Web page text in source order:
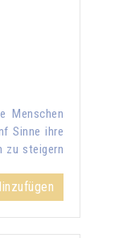
Menschen
Sinne ihre
zu steigern